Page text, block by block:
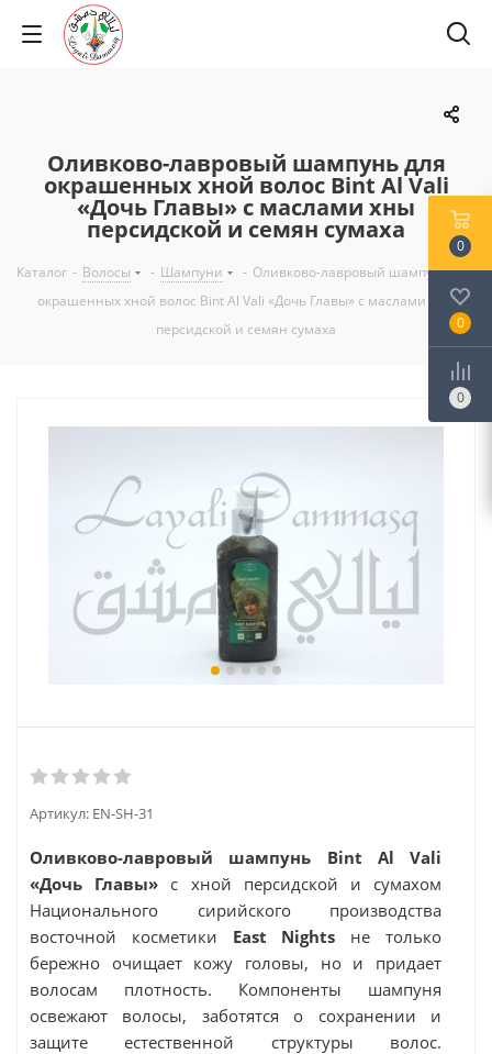
Оливково-лавровый шампунь для
окрашенных хной волос Bint Al Vali
«Дочь Главы» с маслами хны
персидской и семян сумаха
Каталог - Волосы - Шампуни - Оливково-лавровый шампунь для
окрашенных хной волос Bint Al Vali «Дочь Главы» с маслами хны
персидской и семян сумаха
Артикул: EN-SH-31
Оливково-лавровый шампунь Bint Al Vali
«Дочь Главы» с хной персидской и сумахом
Национального сирийского производства
восточной косметики East Nights не только
бережно очищает кожу головы, но и придает
волосам плотность. Компоненты шампуня
освежают волосы, заботятся о сохранении и
защите естественной структуры волос.
0
0
0